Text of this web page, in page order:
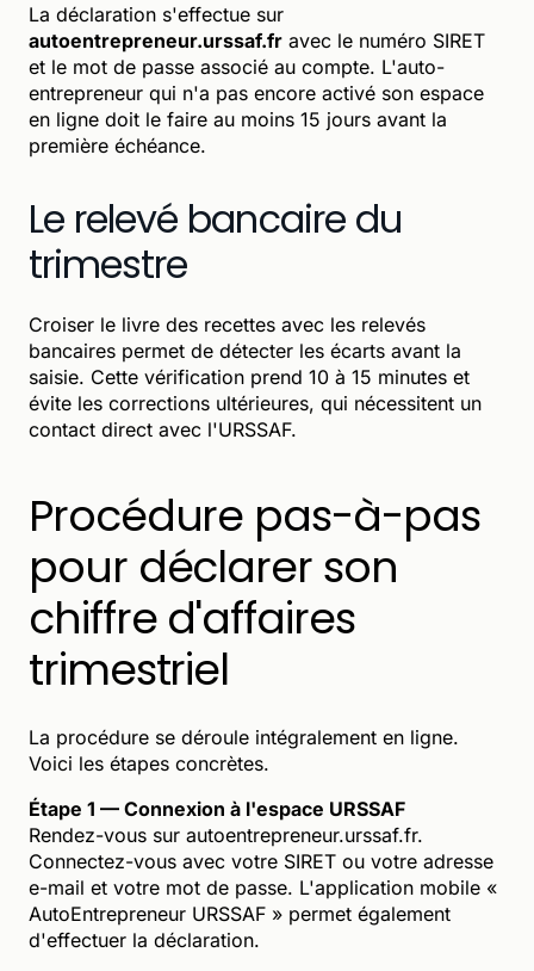
La déclaration s'effectue sur
autoentrepreneur.urssaf.fr avec le numéro SIRET
et le mot de passe associé au compte. L'auto-
entrepreneur qui n'a pas encore activé son espace
en ligne doit le faire au moins 15 jours avant la
première échéance.
Le relevé bancaire du
trimestre
Croiser le livre des recettes avec les relevés
bancaires permet de détecter les écarts avant la
saisie. Cette vérification prend 10 à 15 minutes et
évite les corrections ultérieures, qui nécessitent un
contact direct avec l'URSSAF.
Procédure pas-à-pas
pour déclarer son
chiffre d'affaires
trimestriel
La procédure se déroule intégralement en ligne.
Voici les étapes concrètes.
Étape 1 — Connexion à l'espace URSSAF
Rendez-vous sur autoentrepreneur.urssaf.fr.
Connectez-vous avec votre SIRET ou votre adresse
e-mail et votre mot de passe. L'application mobile «
AutoEntrepreneur URSSAF » permet également
d'effectuer la déclaration.